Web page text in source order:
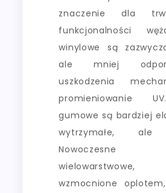
znaczenie dla
funkcjonalności
winylowe są
ale mniej
uszkodzenia
promieniowanie
gumowe są bardziej
wytrzymałe, ale
wzmocnione